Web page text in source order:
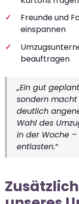
Freunde und
einspannen
beauftragen
„Ein gut
sondern
deutlich
Wahl des
in der Woche
entlasten.“